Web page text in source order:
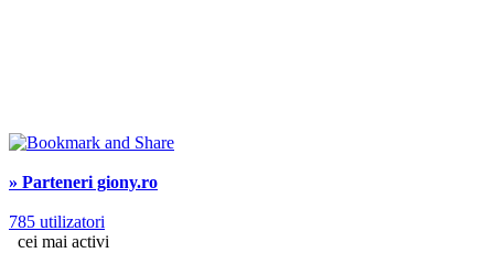
» Parteneri giony.ro
785 utilizatori
cei mai activi